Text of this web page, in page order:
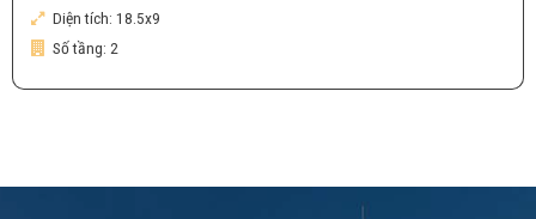
Diện tích: 18.5x9
Số tầng: 2